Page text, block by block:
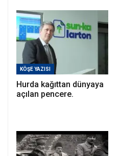
KÖŞE YAZISI
Hurda kağıttan dünyaya
açılan pencere.